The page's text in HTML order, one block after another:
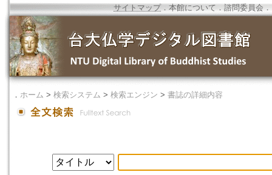
サイトマップ．本館について ． 諮問委員会 ．
． ホーム > 検索システム > 検索エンジン > 書誌の詳細内容